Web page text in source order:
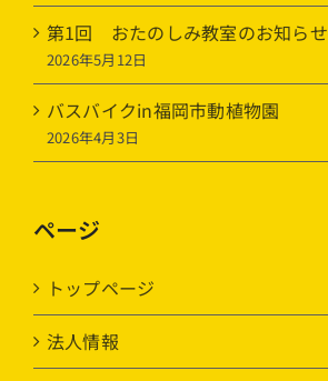
第1回 おたのしみ教室のお知らせ
2026年5月12日
バスバイクin福岡市動植物園
2026年4月3日
ページ
トップページ
法人情報